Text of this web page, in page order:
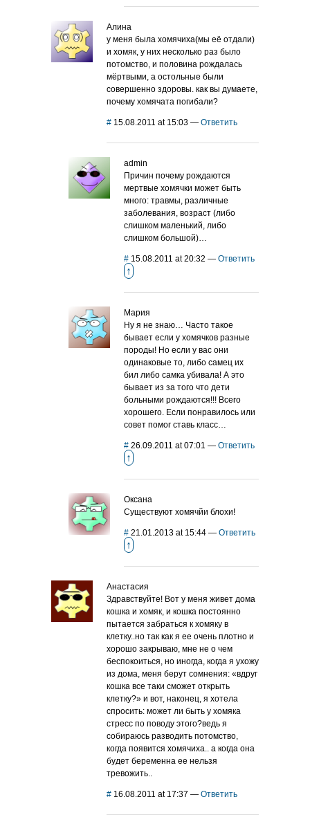
Алина
у меня была хомячиха(мы её отдали)
и хомяк, у них несколько раз было
потомство, и половина рождалась
мёртвыми, а остольные были
совершенно здоровы. как вы думаете,
почему хомячата погибали?
# 15.08.2011 at 15:03 — Ответить
admin
Причин почему рождаются
мертвые хомячки может быть
много: травмы, различные
заболевания, возраст (либо
слишком маленький, либо
слишком большой)…
# 15.08.2011 at 20:32 — Ответить
↑
Мария
Ну я не знаю… Часто такое
бывает если у хомячков разные
породы! Но если у вас они
одинаковые то, либо самец их
бил либо самка убивала! А это
бывает из за того что дети
больными рождаются!!! Всего
хорошего. Если понравилось или
совет помог ставь класс…
# 26.09.2011 at 07:01 — Ответить
↑
Оксана
Существуют хомячйи блохи!
# 21.01.2013 at 15:44 — Ответить
↑
Анастасия
Здравствуйте! Вот у меня живет дома
кошка и хомяк, и кошка постоянно
пытается забраться к хомяку в
клетку..но так как я ее очень плотно и
хорошо закрываю, мне не о чем
беспокоиться, но иногда, когда я ухожу
из дома, меня берут сомнения: «вдруг
кошка все таки сможет открыть
клетку?» и вот, наконец, я хотела
спросить: может ли быть у хомяка
стресс по поводу этого?ведь я
собираюсь разводить потомство,
когда появится хомячиха.. а когда она
будет беременна ее нельзя
тревожить..
# 16.08.2011 at 17:37 — Ответить